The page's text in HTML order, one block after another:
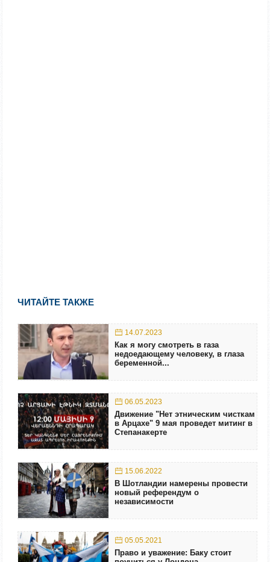
ЧИТАЙТЕ ТАКЖЕ
14.07.2023
Как я могу смотреть в газа
недоедающему человеку, в глаза
беременной...
06.05.2023
Движение "Нет этническим чисткам
в Арцахе" 9 мая проведет митинг в
Степанакерте
15.06.2022
В Шотландии намерены провести
новый референдум о
независимости
05.05.2021
Право и уважение: Баку стоит